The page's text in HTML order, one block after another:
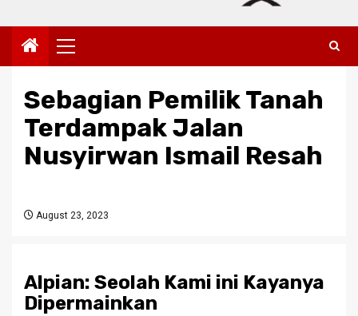
Primary
Menu
Sebagian Pemilik Tanah
Terdampak Jalan
Nusyirwan Ismail Resah
August 23, 2023
Alpian: Seolah Kami ini Kayanya
Dipermainkan